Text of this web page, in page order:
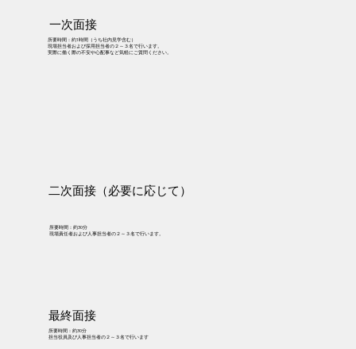
​一次面接
所要時間：約1時間（うち社内見学含む）
現場担当者および採用担当者の２～３名で行います。
実際に働く際の不安や心配事など気軽にご質問ください。
二次面接（必要に応じて）
所要時間：約30分
現場責任者および人事担当者の２～３名で行います。
最終面接
所要時間：約30分
担当役員及び人事担当者の２～３名で行います